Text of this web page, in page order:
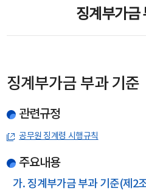
징계부가금
징계부가금 부과 기준
관련규정
공무원 징계령 시행규칙
주요내용
가. 징계부가금 부과 기준(제2